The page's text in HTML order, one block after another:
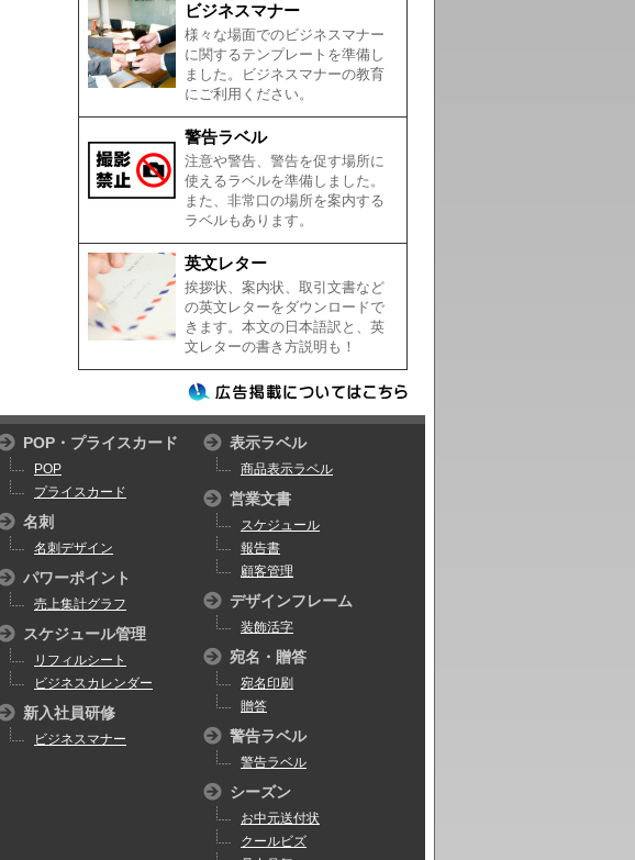
ビジネスマナー
様々な場面でのビジネスマナー
に関するテンプレートを準備し
ました。ビジネスマナーの教育
にご利用ください。
警告ラベル
注意や警告、警告を促す場所に
使えるラベルを準備しました。
また、非常口の場所を案内する
ラベルもあります。
英文レター
挨拶状、案内状、取引文書など
の英文レターをダウンロードで
きます。本文の日本語訳と、英
文レターの書き方説明も！
POP・プライスカード
POP
プライスカード
名刺
名刺デザイン
パワーポイント
売上集計グラフ
スケジュール管理
リフィルシート
ビジネスカレンダー
新入社員研修
ビジネスマナー
表示ラベル
商品表示ラベル
営業文書
スケジュール
報告書
顧客管理
デザインフレーム
装飾活字
宛名・贈答
宛名印刷
贈答
警告ラベル
警告ラベル
シーズン
お中元送付状
クールビズ